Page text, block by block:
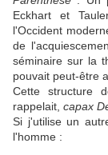
Eckhart et
l'Occident
de
séminaire sur la
pouvait peut-être
Cette structure
rappelait, capax
Si j'utilise un
l'homme :